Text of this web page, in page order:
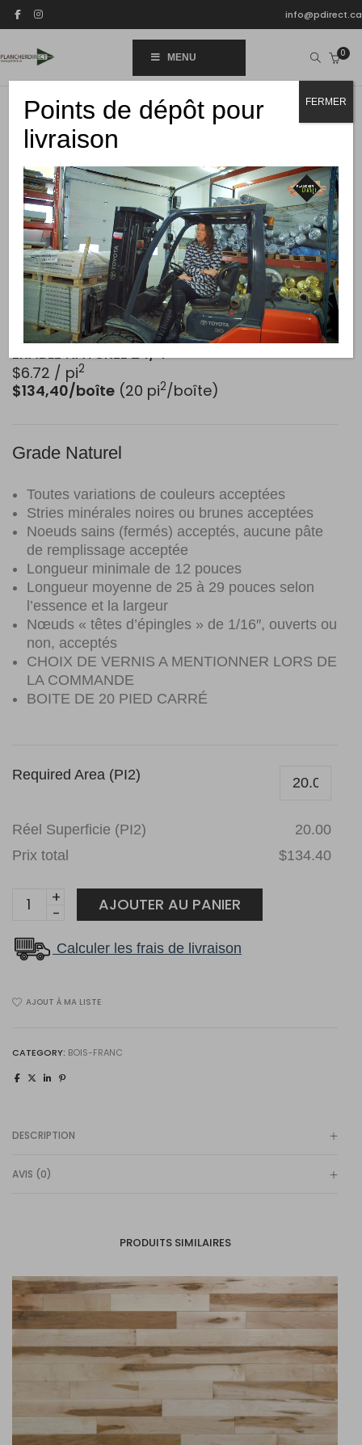
info@pdirect.ca
MENU 0
HOME PLANCHER BOIS-FRANC ÉRABLE NATUREL 2 1/4
ÉRABLE NATUREL 2 1/4
$6.72 / pi2
$134,40/boîte (20 pi2/boîte)
Grade Naturel
Toutes variations de couleurs acceptées
Stries minérales noires ou brunes acceptées
Noeuds sains (fermés) acceptés, aucune pâte
de remplissage acceptée
Longueur minimale de 12 pouces
Longueur moyenne de 25 à 29 pouces selon
l’essence et la largeur
Nœuds « têtes d’épingles » de 1/16″, ouverts ou
non, acceptés
CHOIX DE VERNIS A MENTIONNER LORS DE
LA COMMANDE
BOITE DE 20 PIED CARRÉ
Required Area (PI2)
Réel Superficie (PI2)
20.00
Prix total
$134.40
ÉRABLE
NATUREL
2
1/4
AJOUTER AU PANIER
Calculer les frais de livraison
AJOUT À MA LISTE
CATEGORY: BOIS-FRANC
DESCRIPTION
AVIS (0)
PRODUITS SIMILAIRES
Points de dépôt pour
livraison
FERMER